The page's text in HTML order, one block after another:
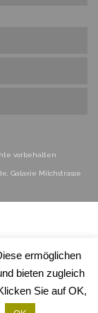
vorbehalten
Galaxie Milchstrasse
ermöglichen
bieten zugleich
Sie auf OK,